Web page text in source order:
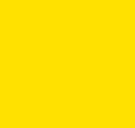
cadenas